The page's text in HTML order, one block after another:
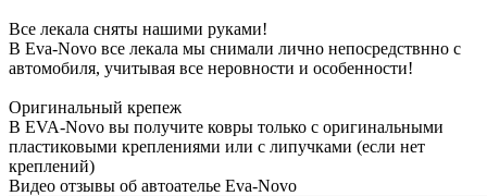
Все лекала сняты нашими руками!
В Eva-Novo все лекала мы снимали лично непосредствнно с
автомобиля, учитывая все неровности и особенности!
Оригинальный крепеж
В EVA-Novo вы получите ковры только с оригинальными
пластиковыми креплениями или с липучками (если нет
креплений)
Видео отзывы об автоателье Eva-Novo